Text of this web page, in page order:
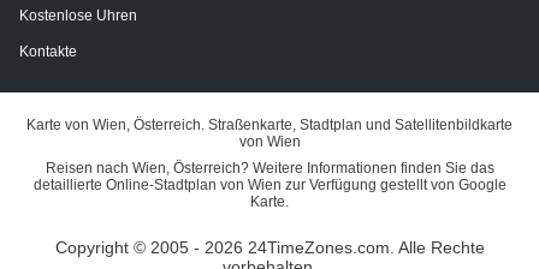
Kostenlose Uhren
Kontakte
Karte von Wien, Österreich. Straßenkarte, Stadtplan und Satellitenbildkarte
von Wien
Reisen nach Wien, Österreich? Weitere Informationen finden Sie das
detaillierte Online-Stadtplan von Wien zur Verfügung gestellt von Google
Karte.
Copyright © 2005 - 2026 24TimeZones.com. Alle Rechte